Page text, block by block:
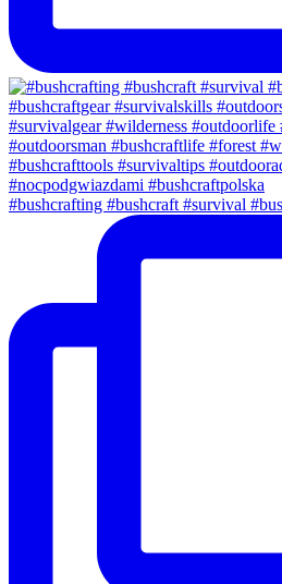
#bushcrafting #bushcraft #survival